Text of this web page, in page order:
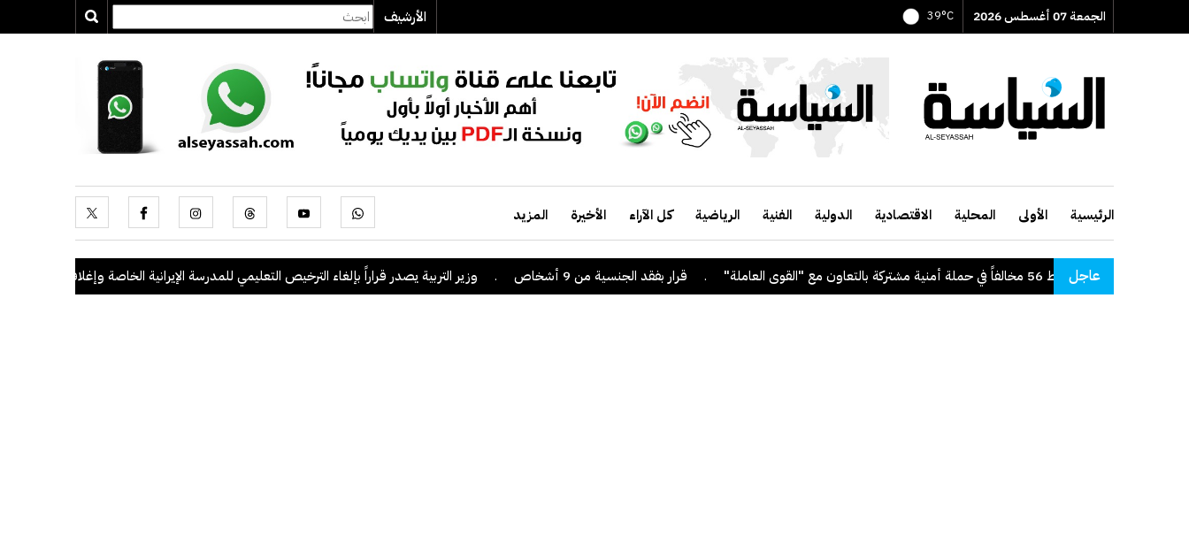
الجمعة 07 أغسطس 2026 39°C الأرشيف
الرئيسية الأولى المحلية الاقتصادية الدولية الفنية الرياضية كل الآراء الأخيرة المزيد
عاجل
"الداخلية": ضبط 56 مخالفاً في حملة أمنية مشتركة بالتعاون مع "القوى العاملة" . قرار بفقد الجنسية من 9 أشخاص وزير التربية يصدر قراراً بإلغاء الترخيص التعليمي للمدرسة الإيرانية الخاصة وإغلاقها